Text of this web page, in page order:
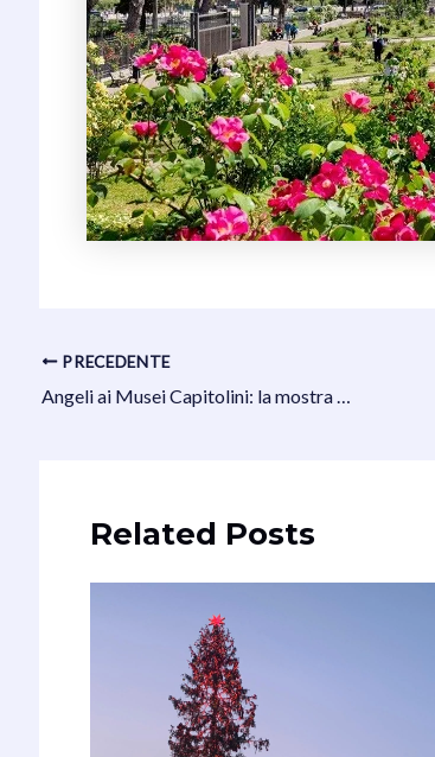
Navigazione
articoli
PRECEDENTE
Related Posts